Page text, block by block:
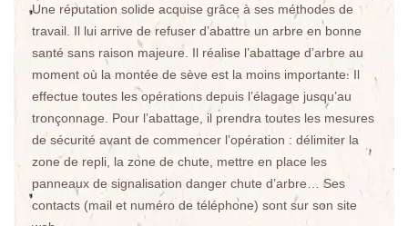
Une réputation solide acquise grâce à ses méthodes de
travail. Il lui arrive de refuser d’abattre un arbre en bonne
santé sans raison majeure. Il réalise l’abattage d’arbre au
moment où la montée de sève est la moins importante. Il
effectue toutes les opérations depuis l’élagage jusqu’au
tronçonnage. Pour l’abattage, il prendra toutes les mesures
de sécurité avant de commencer l’opération : délimiter la
zone de repli, la zone de chute, mettre en place les
panneaux de signalisation danger chute d’arbre… Ses
contacts (mail et numéro de téléphone) sont sur son site